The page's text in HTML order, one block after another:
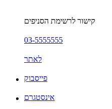
קישור לרשימת הסניפים
03-5555555
לאתר
פייסבוק
אינסטגרם